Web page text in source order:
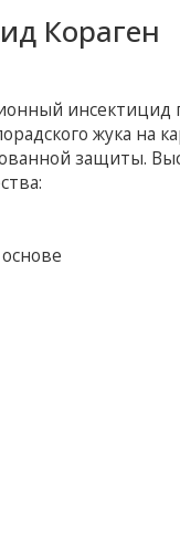
Кораген
инсектицид
жука
защиты.